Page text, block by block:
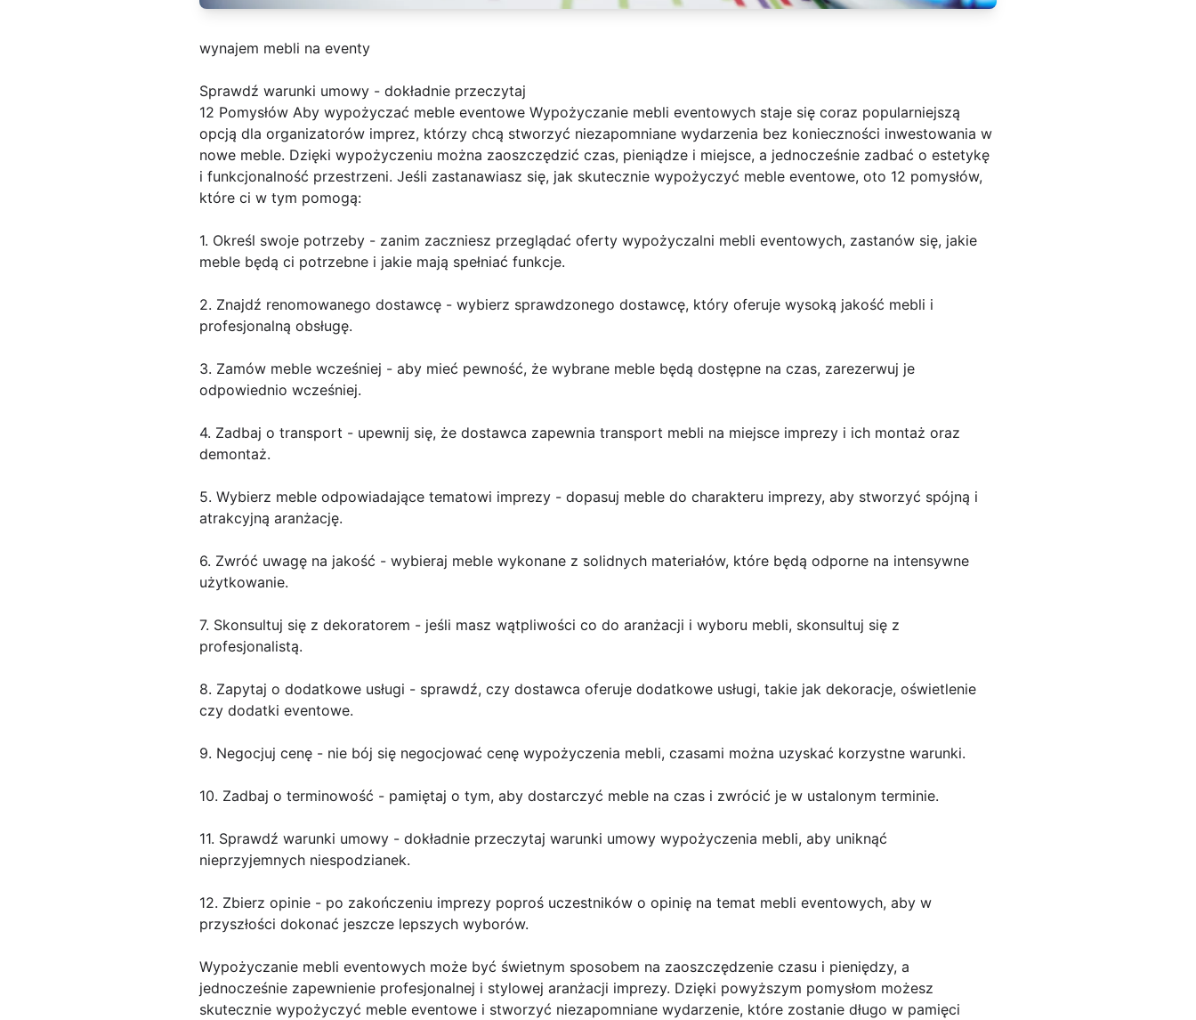
wynajem mebli na eventy
Sprawdź warunki umowy - dokładnie przeczytaj
12 Pomysłów Aby wypożyczać meble eventowe Wypożyczanie mebli eventowych staje się coraz popularniejszą
opcją dla organizatorów imprez, którzy chcą stworzyć niezapomniane wydarzenia bez konieczności inwestowania w
nowe meble. Dzięki wypożyczeniu można zaoszczędzić czas, pieniądze i miejsce, a jednocześnie zadbać o estetykę
i funkcjonalność przestrzeni. Jeśli zastanawiasz się, jak skutecznie wypożyczyć meble eventowe, oto 12 pomysłów,
które ci w tym pomogą:
1. Określ swoje potrzeby - zanim zaczniesz przeglądać oferty wypożyczalni mebli eventowych, zastanów się, jakie
meble będą ci potrzebne i jakie mają spełniać funkcje.
2. Znajdź renomowanego dostawcę - wybierz sprawdzonego dostawcę, który oferuje wysoką jakość mebli i
profesjonalną obsługę.
3. Zamów meble wcześniej - aby mieć pewność, że wybrane meble będą dostępne na czas, zarezerwuj je
odpowiednio wcześniej.
4. Zadbaj o transport - upewnij się, że dostawca zapewnia transport mebli na miejsce imprezy i ich montaż oraz
demontaż.
5. Wybierz meble odpowiadające tematowi imprezy - dopasuj meble do charakteru imprezy, aby stworzyć spójną i
atrakcyjną aranżację.
6. Zwróć uwagę na jakość - wybieraj meble wykonane z solidnych materiałów, które będą odporne na intensywne
użytkowanie.
7. Skonsultuj się z dekoratorem - jeśli masz wątpliwości co do aranżacji i wyboru mebli, skonsultuj się z
profesjonalistą.
8. Zapytaj o dodatkowe usługi - sprawdź, czy dostawca oferuje dodatkowe usługi, takie jak dekoracje, oświetlenie
czy dodatki eventowe.
9. Negocjuj cenę - nie bój się negocjować cenę wypożyczenia mebli, czasami można uzyskać korzystne warunki.
10. Zadbaj o terminowość - pamiętaj o tym, aby dostarczyć meble na czas i zwrócić je w ustalonym terminie.
11. Sprawdź warunki umowy - dokładnie przeczytaj warunki umowy wypożyczenia mebli, aby uniknąć
nieprzyjemnych niespodzianek.
12. Zbierz opinie - po zakończeniu imprezy poproś uczestników o opinię na temat mebli eventowych, aby w
przyszłości dokonać jeszcze lepszych wyborów.
Wypożyczanie mebli eventowych może być świetnym sposobem na zaoszczędzenie czasu i pieniędzy, a
jednocześnie zapewnienie profesjonalnej i stylowej aranżacji imprezy. Dzięki powyższym pomysłom możesz
skutecznie wypożyczyć meble eventowe i stworzyć niezapomniane wydarzenie, które zostanie długo w pamięci